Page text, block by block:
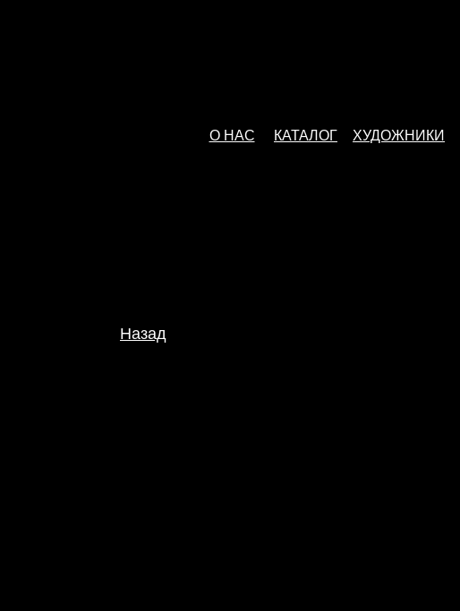
КАТАЛОГ
О НАС ХУДОЖНИКИ
Назад